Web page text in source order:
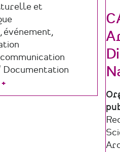
et
événement,
Documentation
sur
de